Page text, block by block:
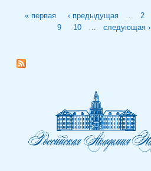
« первая ‹ предыдущая 2
9
10 следующая ›